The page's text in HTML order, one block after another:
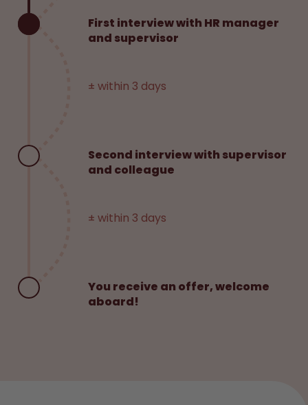
± within 3 days
First interview with HR manager
and supervisor
± within 3 days
Second interview with supervisor
and colleague
You receive an offer, welcome
aboard!